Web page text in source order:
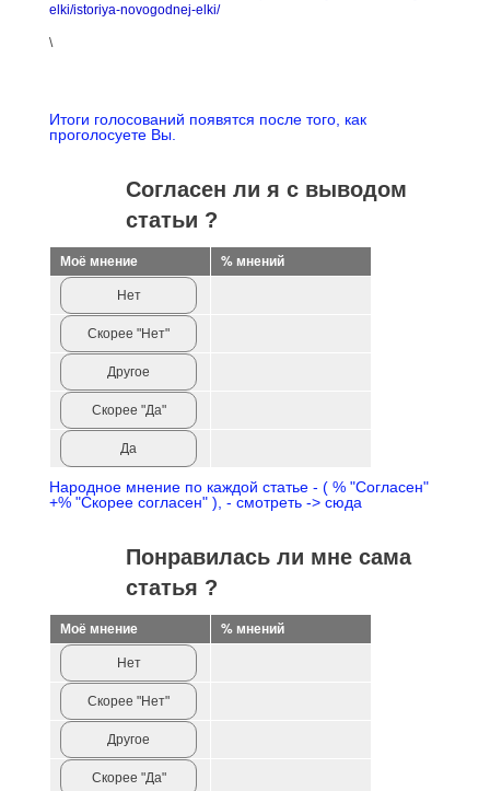
elki/istoriya-novogodnej-elki/
\
Итоги голосований появятся после того, как
проголосуете Вы.
Согласен ли я с выводом
статьи ?
Моё мнение % мнений
Нет
Скорее "Нет"
Другое
Скорее "Да"
Да
Народное мнение по каждой статье - ( % "Согласен"
+% "Скорее согласен" ), - смотреть -> сюда
Понравилась ли мне сама
статья ?
Моё мнение % мнений
Нет
Скорее "Нет"
Другое
Скорее "Да"